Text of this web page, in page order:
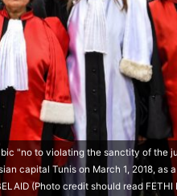
"no to violating the sanctity of the
capital Tunis on March 1, 2018, as
(Photo credit should read FETHI